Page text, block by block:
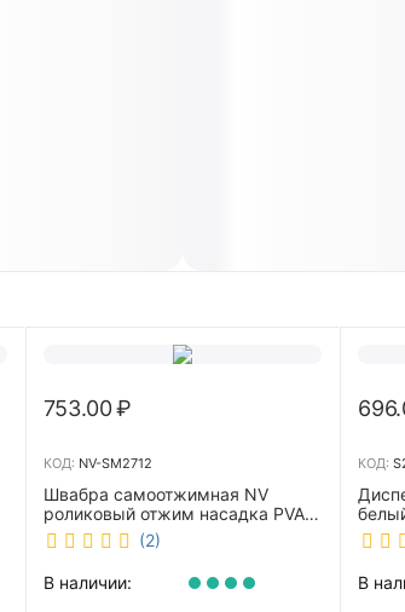
753.00₽
КОД: NV-SM2712
Швабра самоотжимная NV
роликовый отжим насадка PVA
27 см телескопическая рукоятка
70-125 см NV-SM2712
(2)
В наличии:
КОД:
В